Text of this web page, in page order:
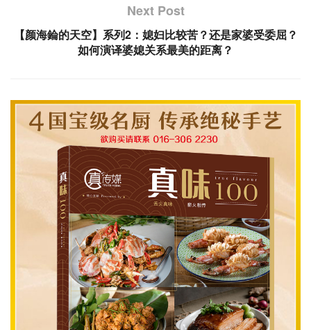
Next Post
【颜海錀的天空】系列2：媳妇比较苦？还是家婆受委屈？
如何演译婆媳关系最美的距离？